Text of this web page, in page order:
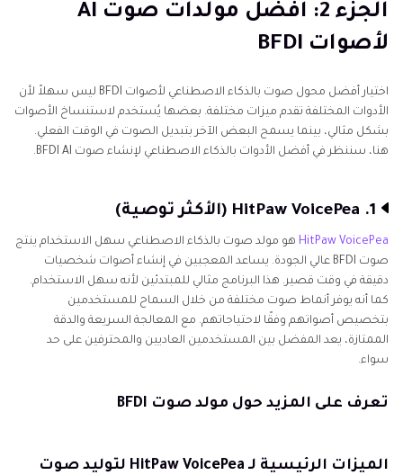
الجزء 2: أفضل مولدات صوت AI
لأصوات BFDI
اختيار أفضل محول صوت بالذكاء الاصطناعي لأصوات BFDI ليس سهلاً لأن
الأدوات المختلفة تقدم ميزات مختلفة. بعضها يُستخدم لاستنساخ الأصوات
بشكل مثالي، بينما يسمح البعض الآخر بتبديل الصوت في الوقت الفعلي.
هنا، سننظر في أفضل الأدوات بالذكاء الاصطناعي لإنشاء صوت BFDI AI.
1. HitPaw VoicePea (الأكثر توصية)
HitPaw VoicePea هو مولد صوت بالذكاء الاصطناعي سهل الاستخدام ينتج
صوت BFDI عالي الجودة. يساعد المعجبين في إنشاء أصوات شخصيات
دقيقة في وقت قصير. هذا البرنامج مثالي للمبتدئين لأنه سهل الاستخدام.
كما أنه يوفر أنماط صوت مختلفة من خلال السماح للمستخدمين
بتخصيص أصواتهم وفقًا لاحتياجاتهم. مع المعالجة السريعة والدقة
الممتازة، يعد المفضل بين المستخدمين العاديين والمحترفين على حد
سواء.
تعرف على المزيد حول مولد صوت BFDI
الميزات الرئيسية لـ HitPaw VoicePea لتوليد صوت